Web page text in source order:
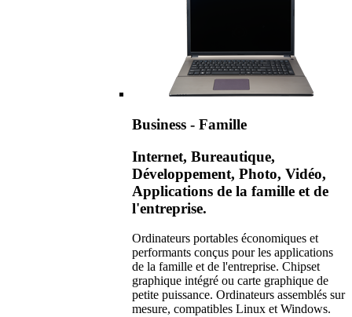
Business - Famille
Internet, Bureautique,
Développement, Photo, Vidéo,
Applications de la famille et de
l'entreprise.
Ordinateurs portables économiques et
performants conçus pour les applications
de la famille et de l'entreprise. Chipset
graphique intégré ou carte graphique de
petite puissance. Ordinateurs assemblés sur
mesure, compatibles Linux et Windows.